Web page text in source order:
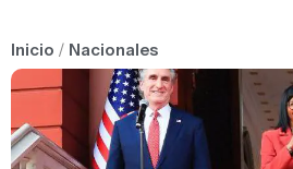
Inicio / Nacionales